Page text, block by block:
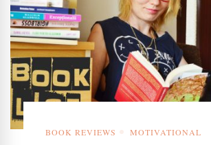
BOOK REVIEWS MOTIVATIONAL